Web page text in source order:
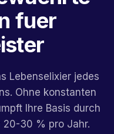
fuer
Lebenselixier jedes
Ohne konstanten
Ihre Basis durch
20-30 % pro Jahr.